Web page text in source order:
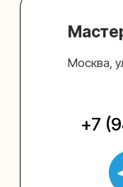
О
В личный кабинет